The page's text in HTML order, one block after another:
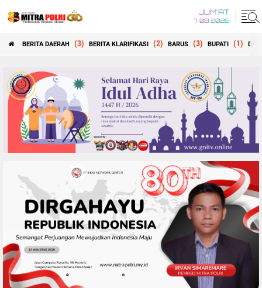
JUM'AT
7 08 2026
BERITA DAERAH (3) BERITA KLARIFIKASI (2) BARUS (3) BUPATI (1)